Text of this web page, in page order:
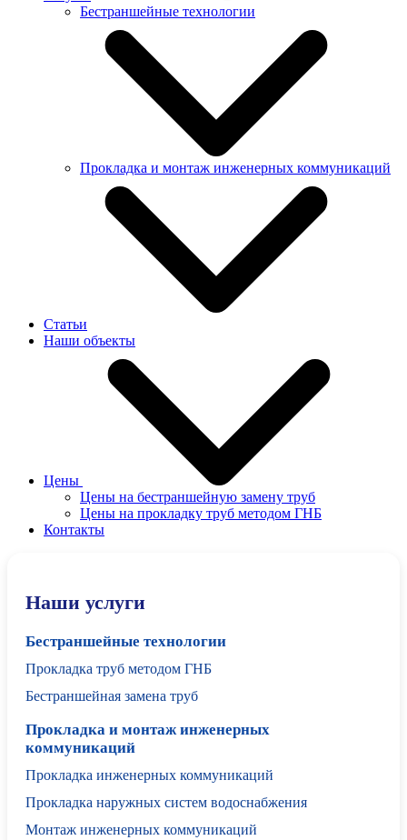
Бестраншейные технологии
Бестраншейная прокладка труб методом ГНБ
Бестраншейная замена труб
Прокладка и монтаж инженерных коммуникаций
Прокладка инженерных коммуникаций
Монтаж инженерных коммуникаций
Статьи
Наши объекты
Цены
Цены на бестраншейную замену труб
Цены на прокладку труб методом ГНБ
Контакты
Наши услуги
Бестраншейные технологии
Прокладка труб методом ГНБ
Бестраншейная замена труб
Прокладка и монтаж инженерных
коммуникаций
Прокладка инженерных коммуникаций
Прокладка наружных систем водоснабжения
Монтаж инженерных коммуникаций